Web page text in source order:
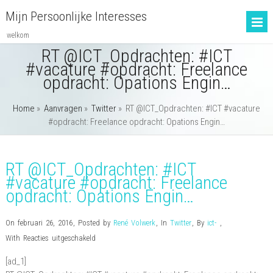
Mijn Persoonlijke Interesses
welkom
RT @ICT_Opdrachten: #ICT
#vacature #opdracht: Freelance
opdracht: Opations Engin…
Home » Aanvragen » Twitter » RT @ICT_Opdrachten: #ICT #vacature
#opdracht: Freelance opdracht: Opations Engin…
RT @ICT_Opdrachten: #ICT
#vacature #opdracht: Freelance
opdracht: Opations Engin…
On februari 26, 2016, Posted by René Volwerk, In Twitter, By ict- ,
With Reacties uitgeschakeldvoor
[ad_1]